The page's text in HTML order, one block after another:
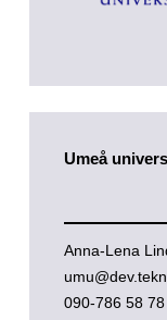
Umeå
Anna-Lena
090-786 58 78